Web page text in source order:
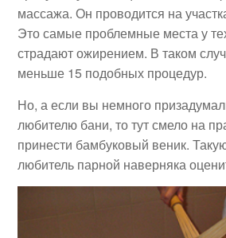
массажа. Он проводится на
Это самые проблемные места у
страдают ожирением. В таком
меньше 15 подобных процедур.
Но, а если вы немного
любителю бани, то тут смело на
принести бамбуковый веник.
любитель парной наверняка